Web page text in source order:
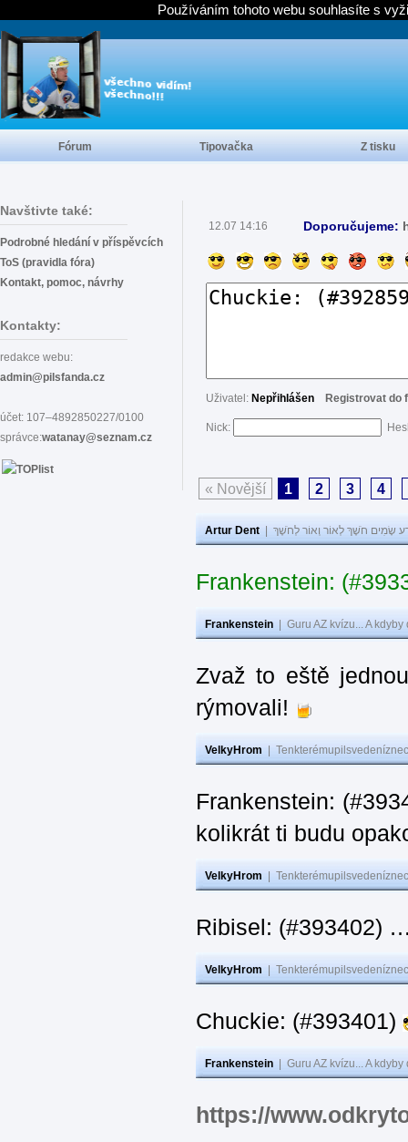
Navštivte také:
Podrobné hledání v příspěvcích
ToS (pravidla fóra)
Kontakt, pomoc, návrhy
Kontakty:
redakce webu:
admin@pilsfanda.cz
účet: 107–4892850227/0100
správce:watanay@seznam.cz
12.07 14:16 Doporučujeme:
Uživatel: Nepřihlášen Registrovat do
Nick:
« Novější 1 2 3 4
Artur Dent שָׂמִים חֹשֶׁךְ לְאוֹר וְאוֹר לְחֹשֶׁךְ
Frankenstein:
Frankenstein Guru AZ kvízu... A
Zvaž to eště
rýmovali!
VelkyHrom
Frankenstein:
kolikrát ti budu
VelkyHrom
Ribisel: (#393402)
VelkyHrom
Chuckie: (#393401)
Frankenstein Guru AZ kvízu... A
https://
Fórum Tipovačka Z tisku
Používáním tohoto webu souhlasíte s